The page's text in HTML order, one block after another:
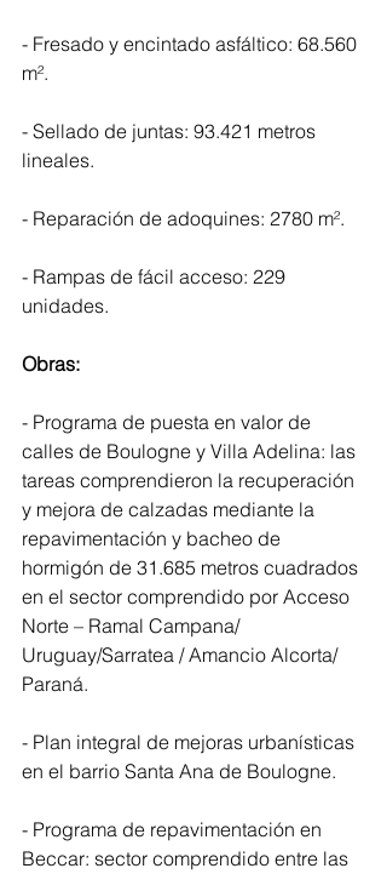
- Fresado y encintado asfáltico: 68.560
m².
- Sellado de juntas: 93.421 metros
lineales.
- Reparación de adoquines: 2780 m².
- Rampas de fácil acceso: 229
unidades.
Obras:
- Programa de puesta en valor de
calles de Boulogne y Villa Adelina: las
tareas comprendieron la recuperación
y mejora de calzadas mediante la
repavimentación y bacheo de
hormigón de 31.685 metros cuadrados
en el sector comprendido por Acceso
Norte – Ramal Campana/
Uruguay/Sarratea / Amancio Alcorta/
Paraná.
- Plan integral de mejoras urbanísticas
en el barrio Santa Ana de Boulogne.
- Programa de repavimentación en
Beccar: sector comprendido entre las